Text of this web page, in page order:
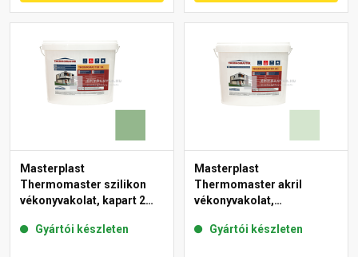
Masterplast
Thermomaster szilikon
vékonyvakolat, kapart 2
Gyártói készleten
Masterplast
Thermomaster akril
vékonyvakolat,
41-E 25 kg
Gyártói készleten